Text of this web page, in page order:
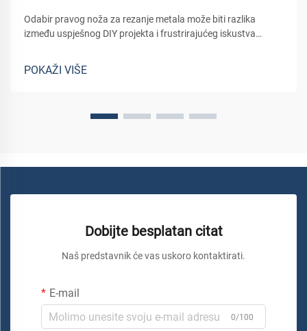
Odabir pravog noža za rezanje metala može biti razlika
između uspješnog DIY projekta i frustrirajućeg iskustva
radite na obnovi kuće, izradi prilagođenih metalnih
konstrukcija ili rješavanju...
POKAŽI VIŠE
Dobijte besplatan citat
Naš predstavnik će vas uskoro kontaktirati.
E-mail
0/100